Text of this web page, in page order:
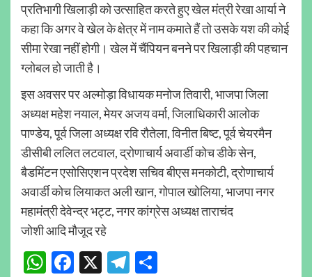
प्रतिभागी खिलाड़ी को उत्साहित करते हुए खेल मंत्री रेखा आर्या ने
कहा कि अगर वे खेल के क्षेत्र में नाम कमाते हैं तो उसके यश की कोई
सीमा रेखा नहीं होगी। खेल में चैंपियन बनने पर खिलाड़ी की पहचान
ग्लोबल हो जाती है।
इस अवसर पर अल्मोड़ा विधायक मनोज तिवारी, भाजपा जिला
अध्यक्ष महेश नयाल, मेयर अजय वर्मा, जिलाधिकारी आलोक
पाण्डेय, पूर्व जिला अध्यक्ष रवि रौतेला, विनीत बिष्ट, पूर्व चेयरमैन
डीसीबी ललित लटवाल, द्रोणाचार्य अवार्डी कोच डीके सेन,
बैडमिंटन एसोसिएशन प्रदेश सचिव बीएस मनकोटी, द्रोणाचार्य
अवार्डी कोच लियाकत अली खान, गोपाल खोलिया, भाजपा नगर
महामंत्री देवेन्द्र भट्ट, नगर कांग्रेस अध्यक्ष ताराचंद
जोशी आदि मौजूद रहे
WhatsApp
Facebook
X Telegram